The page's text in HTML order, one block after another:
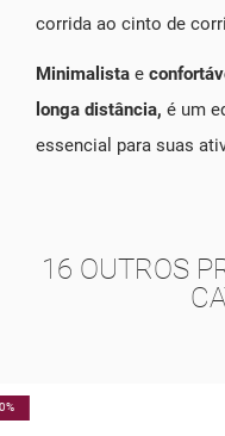
corrida ao cinto de
Minimalista e
longa distância, é um
essencial para suas
16 OUTROS